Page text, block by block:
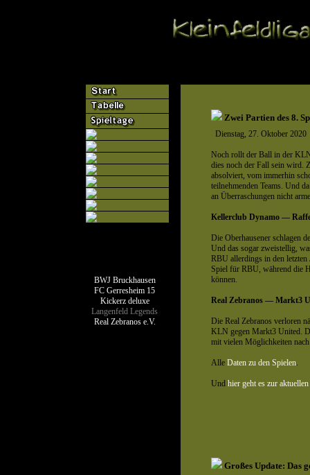
BWJ Bruckhausen
FC Gerresheim 15
Kickerz deluxe
Langenfeld Legends
Real Zebranos e.V.
Zwei Partien des 8.
Dienstag, 27. Oktober 2020
Noch rollt der Ball in der
dies noch der Fall sein wird.
absolviert, vom immerhin
teilnehmenden Teams. Und
an Überraschungen nicht
Kellerclub Dynamo —
Die Oberhausener schlagen
Und das sogar zweistellig,
RBU allerdings in den letzten
Spiel für RBU, während die
können.
Real Zebranos — Markt3
Die Real Zebranos verloren
KLN gegen Markt3 United.
mit vielen Möglichkeiten
Alle Daten zu den Spielen.
Und hier geht es zur aktuellen
Großes Update: Das